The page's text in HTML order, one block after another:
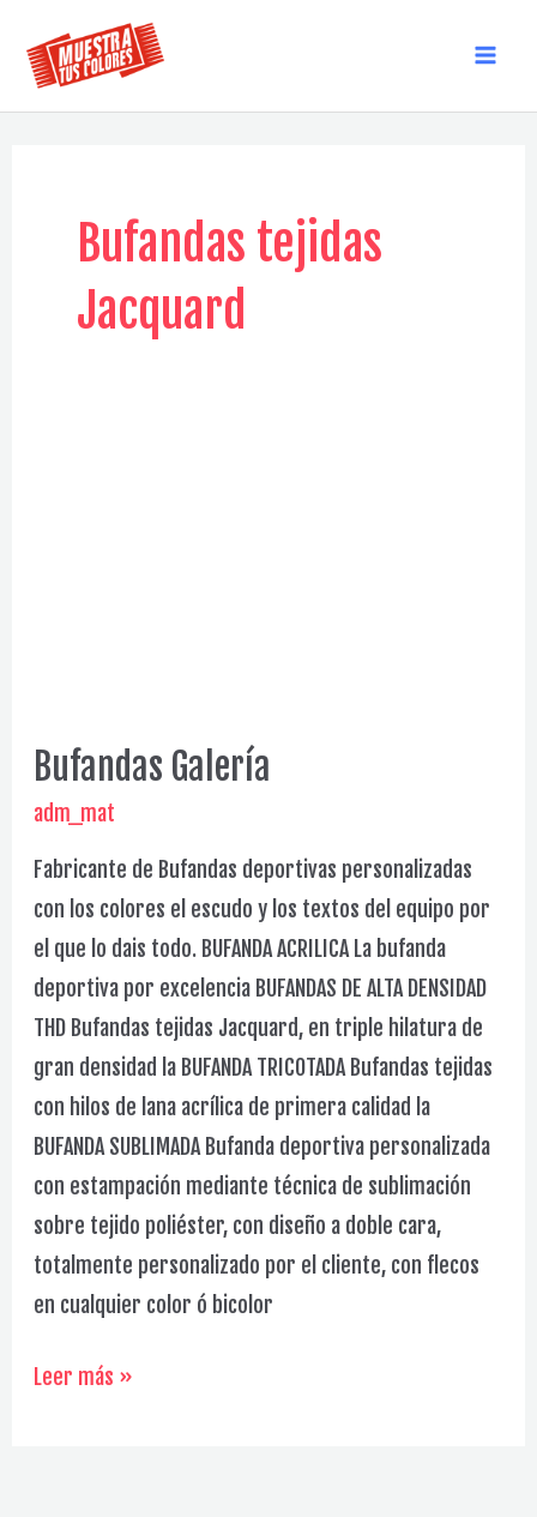
contenido
Bufandas tejidas
Jacquard
Bufandas Galería
adm_mat
Fabricante de Bufandas deportivas personalizadas
con los colores el escudo y los textos del equipo por
el que lo dais todo. BUFANDA ACRILICA La bufanda
deportiva por excelencia BUFANDAS DE ALTA DENSIDAD
THD Bufandas tejidas Jacquard, en triple hilatura de
gran densidad la BUFANDA TRICOTADA Bufandas tejidas
con hilos de lana acrílica de primera calidad la
BUFANDA SUBLIMADA Bufanda deportiva personalizada
con estampación mediante técnica de sublimación
sobre tejido poliéster, con diseño a doble cara,
totalmente personalizado por el cliente, con flecos
en cualquier color ó bicolor
Bufandas
Leer más »